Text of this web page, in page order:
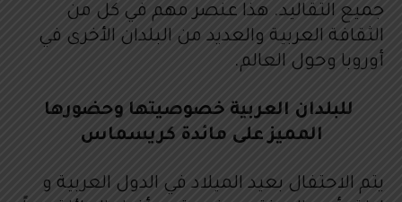
جميع التقاليد. هذا عنصر مهم في كل من
الثقافة العربية والعديد من البلدان الأخرى في
أوروبا وحول العالم.
للبلدان العربية خصوصيتها وحضورها
المميز على مائدة كريسماس
يتم الاحتفال بعيد الميلاد في الدول العربية و